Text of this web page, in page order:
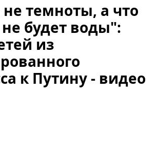
темноты, а что
будет воды":
из
к Путину - видео